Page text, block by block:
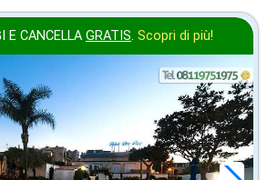
E CANCELLA GRATIS. Scopri di più!